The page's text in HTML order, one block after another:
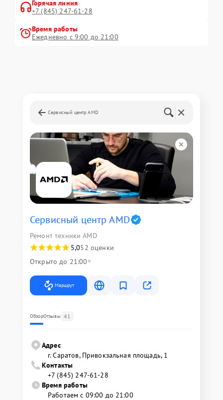
Горячая линия
+7 (845) 247-61-28
Время работы
Ежедневно с 9:00 до 21:00
Сервисный центр AMD
Сервисный центр AMD
Ремонт техники AMD
5,052 оценки
Открыто до 21:00
Маршрут
ОбзорОтзывы 41
Адрес
г. Саратов, Привокзальная площадь, 1
Контакты
+7 (845) 247-61-28
Время работы
Работаем с 09:00 до 21:00